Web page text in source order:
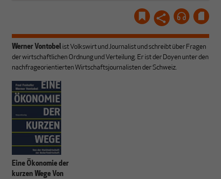
Werner Vontobel ist Volkswirt und Journalist und schreibt über Fragen
der wirtschaftlichen Ordnung und Verteilung. Er ist der Doyen unter den
nachfrageorientierten Wirtschaftsjournalisten der Schweiz.
Eine Ökonomie der
kurzen Wege Von